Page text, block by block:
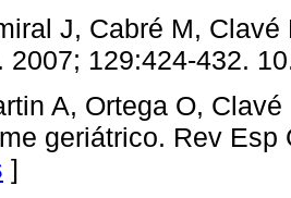
J, Cabré M,
2007; 129:424-432.
A, Ortega O,
geriátrico. Rev Esp
]